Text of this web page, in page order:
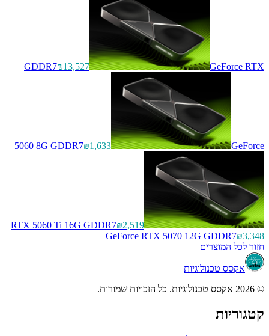
GDDR7₪13,527 GeForce RTX
5060 8G GDDR7₪1,633 GeForce
RTX 5060 Ti 16G GDDR7₪2,519
GeForce RTX 5070 12G GDDR7₪3,348
חזור לכל המוצרים
אקסס טכנולוגיות
© 2026 אקסס טכנולוגיות. כל הזכויות שמורות.
קטגוריות